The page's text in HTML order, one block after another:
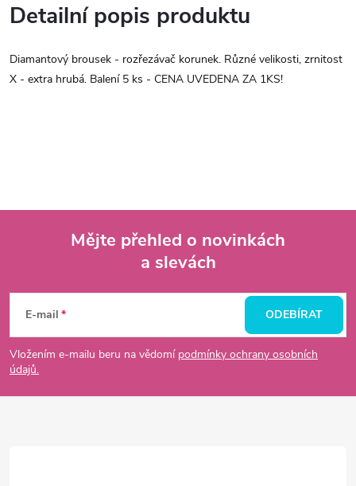
Detailní popis produktu
Diamantový brousek - rozřezávač korunek. Různé velikosti, zrnitost
X - extra hrubá. Balení 5 ks - CENA UVEDENA ZA 1KS!
p
a
Mějte přehled o novinkách
a slevách
E-mail
Vložením e-mailu beru na vědomí podmínky ochrany osobních
údajů.
ODEBÍRAT